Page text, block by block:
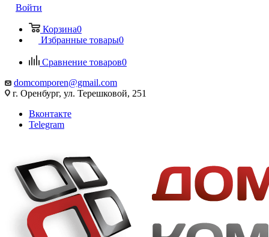
Войти
Корзина0
Избранные товары0
Сравнение товаров0
domcomporen@gmail.com
г. Оренбург, ул. Терешковой, 251
Вконтакте
Telegram